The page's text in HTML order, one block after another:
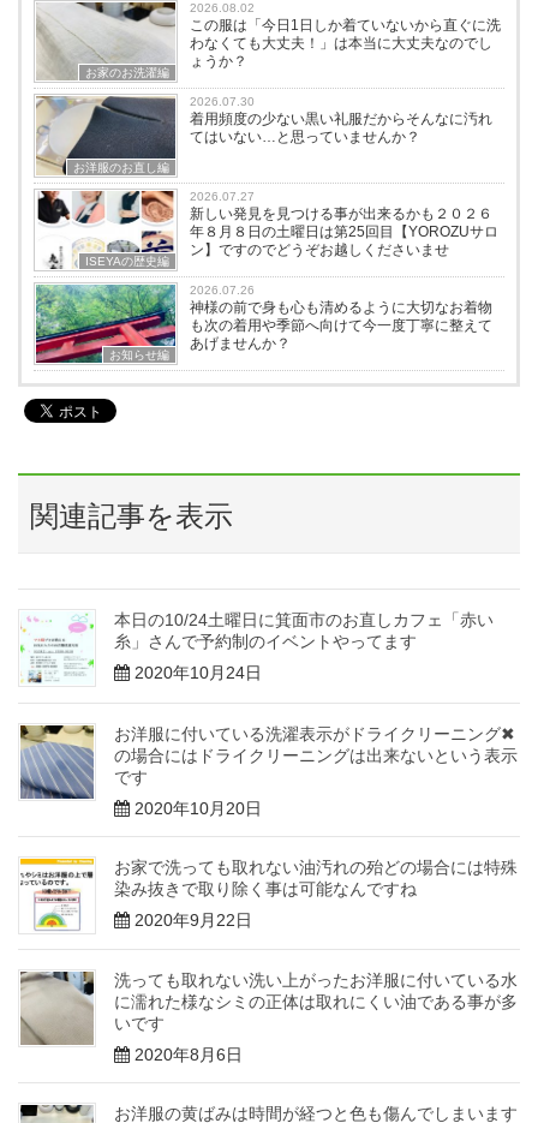
お家のお洗濯編
2026.08.02
この服は「今日1日しか着ていないから直ぐに洗
わなくても大丈夫！」は本当に大丈夫なのでし
ょうか？
お洋服のお直し編
2026.07.30
着用頻度の少ない黒い礼服だからそんなに汚れ
てはいない…と思っていませんか？
ISEYAの歴史編
2026.07.27
新しい発見を見つける事が出来るかも２０２６
年８月８日の土曜日は第25回目【YOROZUサロ
ン】ですのでどうぞお越しくださいませ
お知らせ編
2026.07.26
神様の前で身も心も清めるように大切なお着物
も次の着用や季節へ向けて今一度丁寧に整えて
あげませんか？
関連記事を表示
本日の10/24土曜日に箕面市のお直しカフェ「赤い
糸」さんで予約制のイベントやってます
2020年10月24日
お洋服に付いている洗濯表示がドライクリーニング✖
の場合にはドライクリーニングは出来ないという表示
です
2020年10月20日
お家で洗っても取れない油汚れの殆どの場合には特殊
染み抜きで取り除く事は可能なんですね
2020年9月22日
洗っても取れない洗い上がったお洋服に付いている水
に濡れた様なシミの正体は取れにくい油である事が多
いです
2020年8月6日
お洋服の黄ばみは時間が経つと色も傷んでしまいます